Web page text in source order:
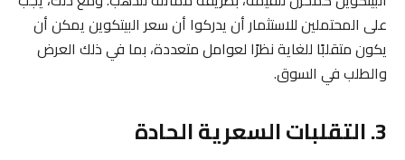
على المحتملين للاستثمار أن يدركوا أن سعر البيتكوين يمكن أن
يكون متقلبًا للغاية نظرًا لعوامل متعددة، بما في ذلك العرض
والطلب في السوق.
3. التقلبات السعرية الحادة